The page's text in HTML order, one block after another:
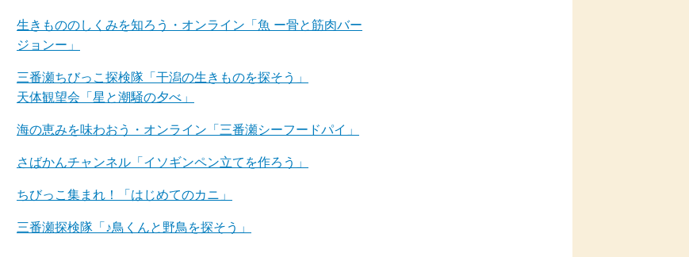
生きもののしくみを知ろう・オンライン「魚 ー骨と筋肉バー
ジョンー」
三番瀬ちびっこ探検隊「干潟の生きものを探そう」
天体観望会「星と潮騒の夕べ」
海の恵みを味わおう・オンライン「三番瀬シーフードパイ」
さばかんチャンネル「イソギンペン立てを作ろう」
ちびっこ集まれ！「はじめてのカニ」
三番瀬探検隊「♪鳥くんと野鳥を探そう」